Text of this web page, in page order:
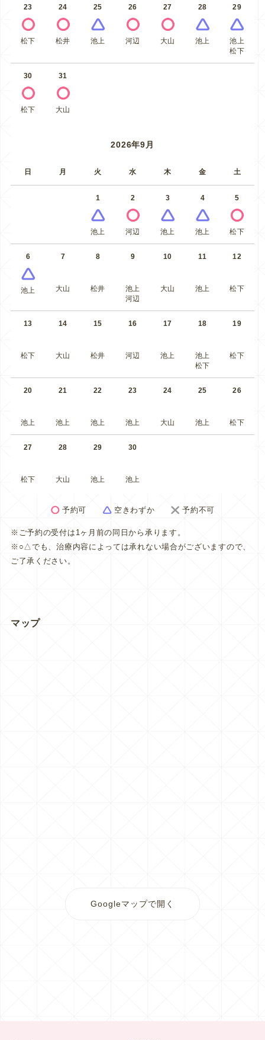
23
松下
24
松井
25
池上
26
河辺
27
大山
28
池上
29
池上
松下
30
松下
31
大山
2026年9月
日 月 火 水 木 金 土
1
池上
2
河辺
3
池上
4
池上
5
松下
6
池上
7
大山
8
松井
9
池上
河辺
10
大山
11
池上
12
松下
13
松下
14
大山
15
松井
16
河辺
17
池上
18
池上
松下
19
松下
20
池上
21
池上
22
池上
23
池上
24
大山
25
池上
26
松下
27
松下
28
大山
29
池上
30
池上
予約可 空きわずか 予約不可
※ご予約の受付は1ヶ月前の同日から承ります。
※○△でも、治療内容によっては承れない場合がございますので、
ご了承ください。
マップ
Googleマップで開く